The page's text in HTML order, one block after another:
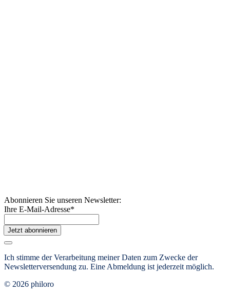
Abonnieren Sie unseren Newsletter:
Ihre E-Mail-Adresse*
Jetzt abonnieren
Ich stimme der Verarbeitung meiner Daten zum Zwecke der
Newsletterversendung zu. Eine Abmeldung ist jederzeit möglich.
© 2026 philoro